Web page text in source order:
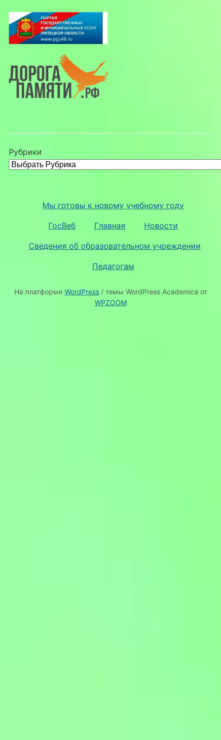
Рубрики
Мы готовы к новому учебному году
ГосВеб Главная Новости
Сведения об образовательном учреждении
Педагогам
На платформе WordPress/ темы WordPress Academica от
WPZOOM